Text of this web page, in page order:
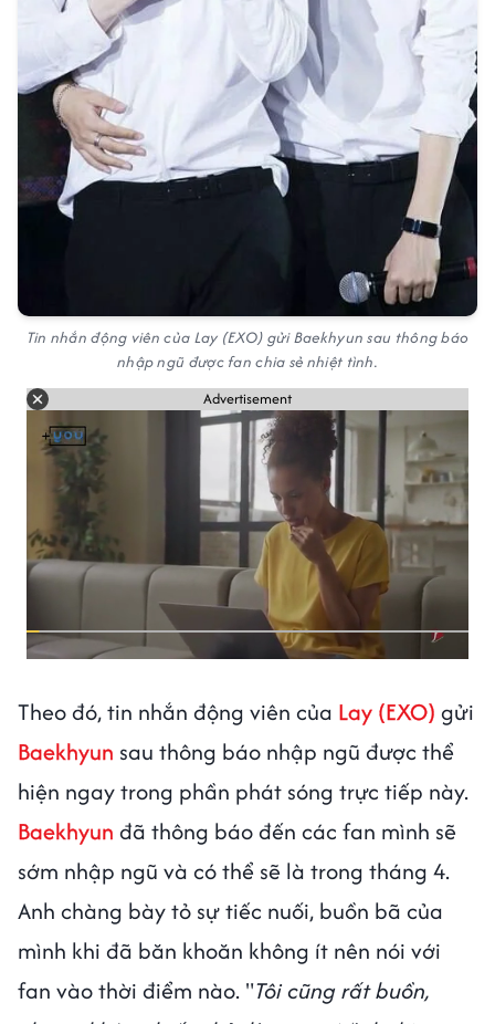
Tin nhắn động viên của Lay (EXO) gửi Baekhyun sau thông báo
nhập ngũ được fan chia sẻ nhiệt tình.
Advertisement
Theo đó, tin nhắn động viên của Lay (EXO) gửi
Baekhyun sau thông báo nhập ngũ được thể
hiện ngay trong phần phát sóng trực tiếp này.
Baekhyun đã thông báo đến các fan mình sẽ
sớm nhập ngũ và có thể sẽ là trong tháng 4.
Anh chàng bày tỏ sự tiếc nuối, buồn bã của
mình khi đã băn khoăn không ít nên nói với
fan vào thời điểm nào. "Tôi cũng rất buồn,